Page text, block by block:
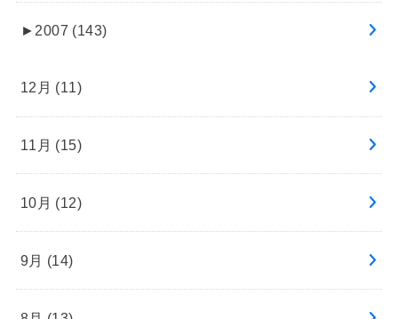
► 2007 (143)
12月 (11)
11月 (15)
10月 (12)
9月 (14)